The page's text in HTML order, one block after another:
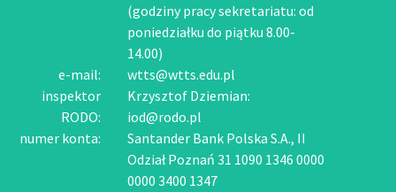
(godziny pracy sekretariatu: od
poniedziałku do piątku 8.00-
14.00)
e-mail:
wtts@wtts.edu.pl
inspektor
RODO:
Krzysztof Dziemian:
iod@rodo.pl
numer konta:
Santander Bank Polska S.A., II
Odział Poznań 31 1090 1346 0000
0000 3400 1347